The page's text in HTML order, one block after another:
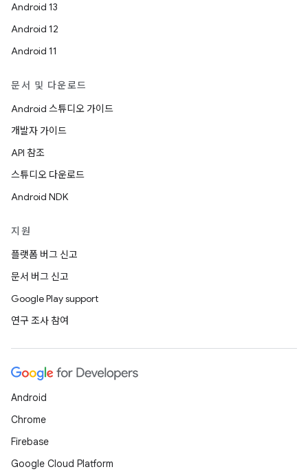
Android 13
Android 12
Android 11
문서 및 다운로드
Android 스튜디오 가이드
개발자 가이드
API 참조
스튜디오 다운로드
Android NDK
지원
플랫폼 버그 신고
문서 버그 신고
Google Play support
연구 조사 참여
Android
Chrome
Firebase
Google Cloud Platform